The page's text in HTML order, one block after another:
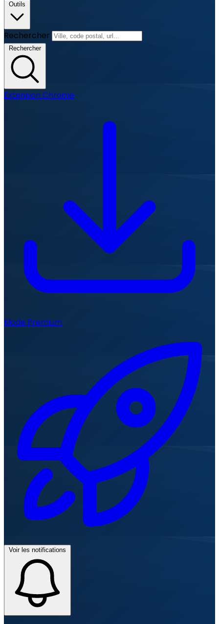
Outils
Rechercher
Rechercher
Extension Chrome
Mode Premium
Voir les notifications